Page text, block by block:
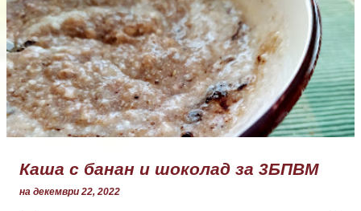
П
у
б
л
и
к
а
ц
Каша с банан и шоколад за 3БПВМ
на декември 22, 2022